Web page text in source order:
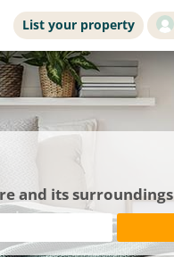
List your property
and its surroundings